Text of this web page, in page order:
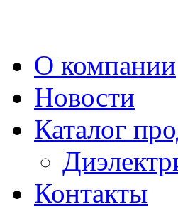
О компании
Новости
Каталог
Контакты